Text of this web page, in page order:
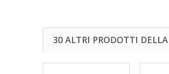
30 ALTRI PRODOTTI